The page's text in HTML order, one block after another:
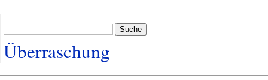
Suche
Überraschung